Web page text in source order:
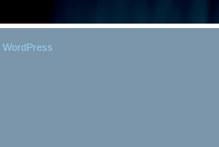
WordPress